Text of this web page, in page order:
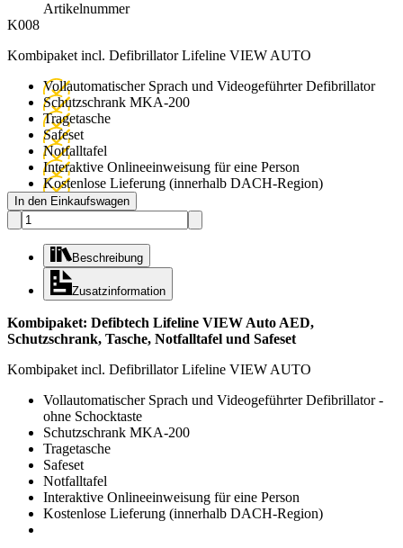
Artikelnummer
K008
Kombipaket incl. Defibrillator Lifeline VIEW AUTO
Vollautomatischer Sprach und Videogeführter Defibrillator
Schutzschrank MKA-200
Tragetasche
Safeset
Notfalltafel
Interaktive Onlineeinweisung für eine Person
Kostenlose Lieferung (innerhalb DACH-Region)
In den Einkaufswagen
Beschreibung
Zusatzinformation
Kombipaket: Defibtech Lifeline VIEW Auto AED,
Schutzschrank, Tasche, Notfalltafel und Safeset
Kombipaket incl. Defibrillator Lifeline VIEW AUTO
Vollautomatischer Sprach und Videogeführter Defibrillator -
ohne Schocktaste
Schutzschrank MKA-200
Tragetasche
Safeset
Notfalltafel
Interaktive Onlineeinweisung für eine Person
Kostenlose Lieferung (innerhalb DACH-Region)